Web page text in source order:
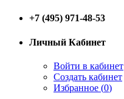
+7 (495) 971-48-53
Личный Кабинет
Войти в кабинет
Создать кабинет
Избранное (0)